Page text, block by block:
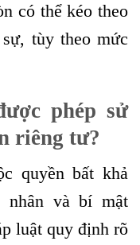
có thể kéo theo
tùy theo mức
phép sử
riêng tư?
quyền bất khả
nhân và bí mật
luật quy định rõ